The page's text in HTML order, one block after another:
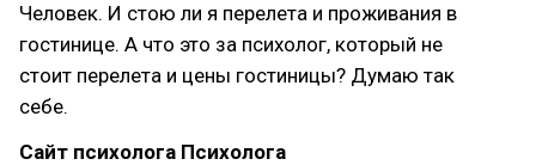
Человек. И стою ли я перелета и проживания в
гостинице. А что это за психолог, который не
стоит перелета и цены гостиницы? Думаю так
себе.
Сайт психолога Психолога